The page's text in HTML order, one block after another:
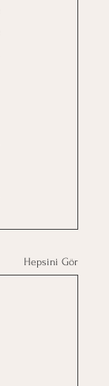
Hepsini Gör